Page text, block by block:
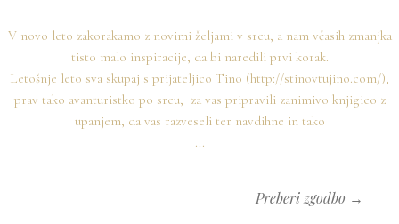
V novo leto zakorakamo z novimi željami v srcu, a nam včasih zmanjka
tisto malo inspiracije, da bi naredili prvi korak.
Letošnje leto sva skupaj s prijateljico Tino (http://stinovtujino.com/),
prav tako avanturistko po srcu, za vas pripravili zanimivo knjigico z
upanjem, da vas razveseli ter navdihne in tako
...
Preberi zgodbo →